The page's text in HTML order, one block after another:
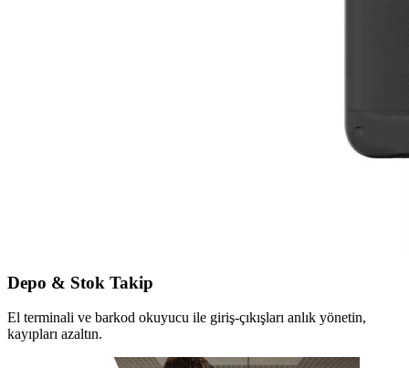
Depo & Stok Takip
El terminali ve barkod okuyucu ile giriş-çıkışları anlık yönetin,
kayıpları azaltın.